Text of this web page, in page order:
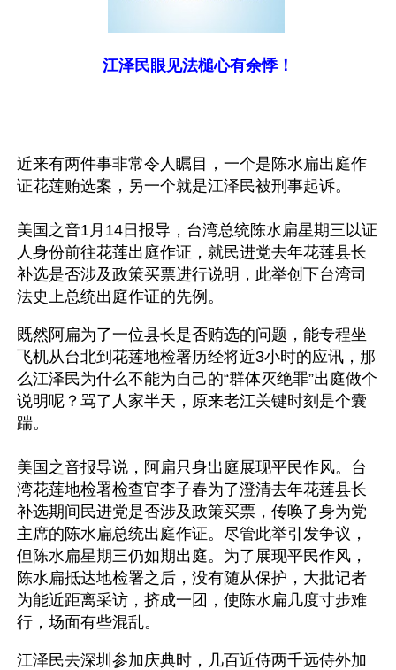
江泽民眼见法槌心有余悸！
近来有两件事非常令人瞩目，一个是陈水扁出庭作
证花莲贿选案，另一个就是江泽民被刑事起诉。
美国之音1月14日报导，台湾总统陈水扁星期三以证
人身份前往花莲出庭作证，就民进党去年花莲县长
补选是否涉及政策买票进行说明，此举创下台湾司
法史上总统出庭作证的先例。
既然阿扁为了一位县长是否贿选的问题，能专程坐
飞机从台北到花莲地检署历经将近3小时的应讯，那
么江泽民为什么不能为自己的“群体灭绝罪”出庭做个
说明呢？骂了人家半天，原来老江关键时刻是个囊
踹。
美国之音报导说，阿扁只身出庭展现平民作风。台
湾花莲地检署检查官李子春为了澄清去年花莲县长
补选期间民进党是否涉及政策买票，传唤了身为党
主席的陈水扁总统出庭作证。尽管此举引发争议，
但陈水扁星期三仍如期出庭。为了展现平民作风，
陈水扁抵达地检署之后，没有随从保护，大批记者
为能近距离采访，挤成一团，使陈水扁几度寸步难
行，场面有些混乱。
江泽民去深圳参加庆典时，几百近侍两千远侍外加